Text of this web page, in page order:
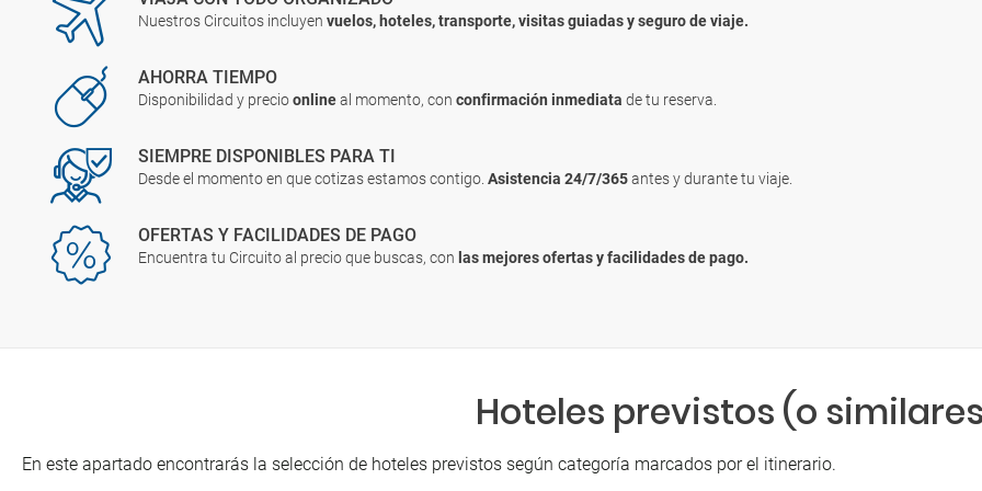
Nuestros Circuitos incluyenvuelos, hoteles, transporte, visitas guiadas y seguro de viaje.
AHORRA TIEMPO
Disponibilidad y precioonlineal momento, conconfirmación inmediatade tu reserva.
SIEMPRE DISPONIBLES PARA TI
Desde el momento en que cotizas estamos contigo.Asistencia 24/7/365antes y durante tu viaje.
OFERTAS Y FACILIDADES DE PAGO
Encuentra tu Circuito al precio que buscas, con las mejores ofertas y facilidades de pago.
Hoteles previstos (o
En este apartado encontrarás la selección de hoteles previstos según categoría marcados por el itinerario.